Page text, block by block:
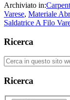
Archiviato in:
Varese, Materiale
Saldatrice A Filo
Barra
laterale
primaria
Ricerca
Cerca
in
questo
sito
web
Ricerca